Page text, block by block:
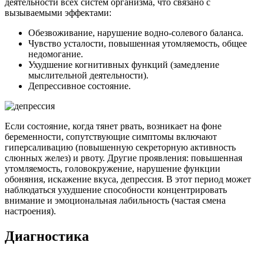
деятельности всех систем организма, что связано с
вызываемыми эффектами:
Обезвоживание, нарушение водно-солевого баланса.
Чувство усталости, повышенная утомляемость, общее
недомогание.
Ухудшение когнитивных функций (замедление
мыслительной деятельности).
Депрессивное состояние.
Если состояние, когда тянет рвать, возникает на фоне
беременности, сопутствующие симптомы включают
гиперсаливацию (повышенную секреторную активность
слюнных желез) и рвоту. Другие проявления: повышенная
утомляемость, головокружение, нарушение функции
обоняния, искажение вкуса, депрессия. В этот период может
наблюдаться ухудшение способности концентрировать
внимание и эмоциональная лабильность (частая смена
настроения).
Диагностика